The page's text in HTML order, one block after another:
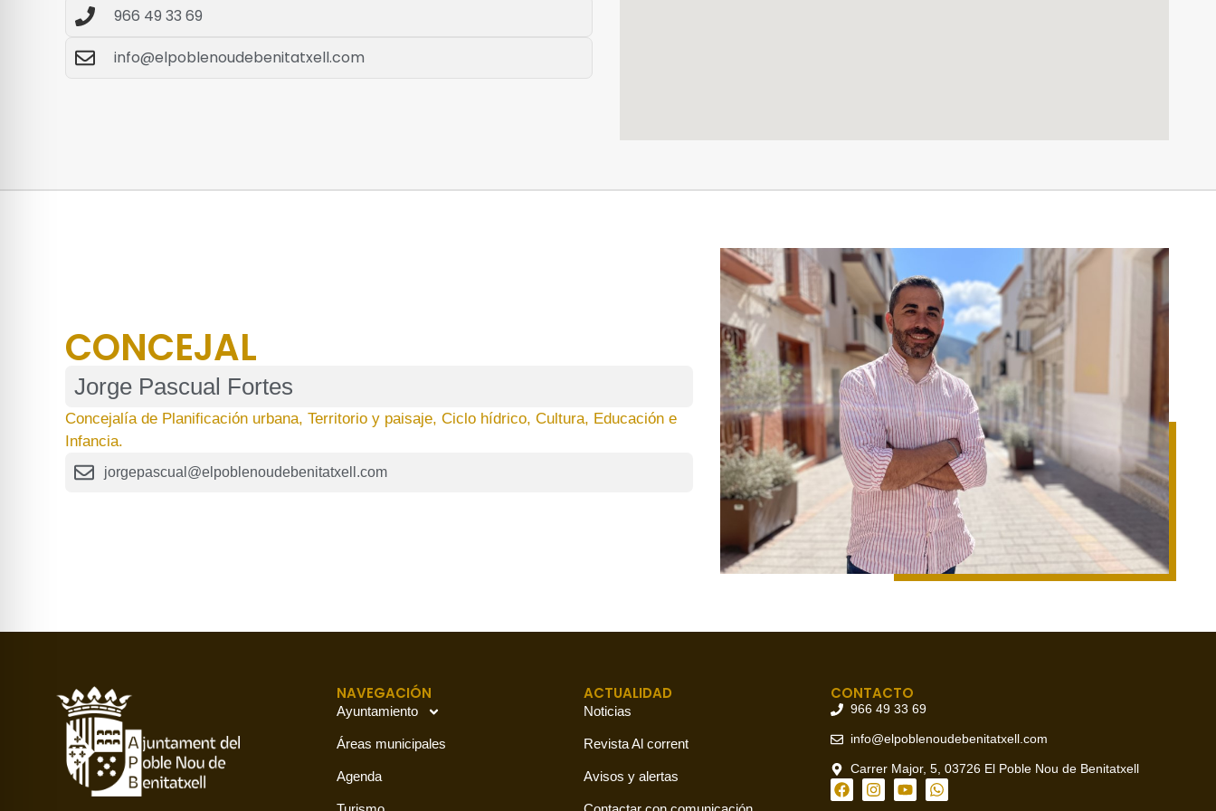
966 49 33 69
info@elpoblenoudebenitatxell.com
CONCEJAL
Jorge Pascual Fortes
Concejalía de Planificación urbana, Territorio y paisaje, Ciclo hídrico, Cultura, Educación e
Infancia.
jorgepascual@elpoblenoudebenitatxell.com
NAVEGACIÓN
Ayuntamiento
Áreas municipales
Agenda
ACTUALIDAD
Noticias
Revista Al corrent
Avisos y alertas
CONTACTO
966 49 33 69
info@elpoblenoudebenitatxell.com
Carrer Major, 5, 03726 El Poble Nou de Benitatxell